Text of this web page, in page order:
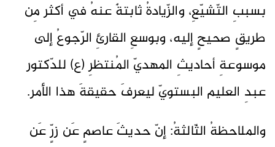
بسببِ التّشيّعِ، والزّيادةُ ثابتةٌ عنهُ في أكثر مِن
طريقٍ صحيحٍ إليه، وبوسعِ القارئِ الرّجوعُ إلى
موسوعةِ أحاديثِ المهديّ المُنتظرِ (ع) للدّكتور
عبدِ العليم البستويّ ليعرفَ حقيقةَ هذا الأمر.
والملاحظةُ الثّالثةُ: إنّ حديثَ عاصمٍ عَن زرٍّ عَن